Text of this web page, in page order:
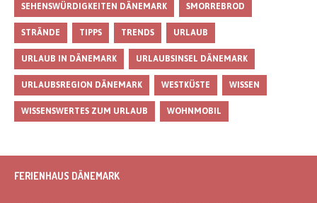
SEHENSWÜRDIGKEITEN DÄNEMARK SMORREBROD
STRÄNDE TIPPS TRENDS URLAUB
URLAUB IN DÄNEMARK URLAUBSINSEL DÄNEMARK
URLAUBSREGION DÄNEMARK WESTKÜSTE WISSEN
WISSENSWERTES ZUM URLAUB WOHNMOBIL
FERIENHAUS DÄNEMARK